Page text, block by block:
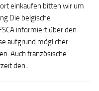
einkaufen bitten wir um
Die belgische
informiert über den
aufgrund möglicher
Auch französische
den...